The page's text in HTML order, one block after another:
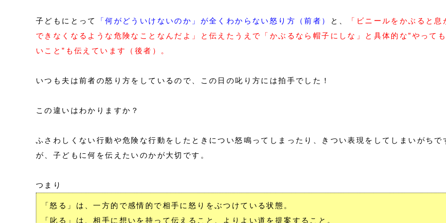
子どもにとって 「何がどういけないのか」が全くわからない怒り方（前者） と、
「ビニールをかぶると息
できなくなるような危険なことなんだよ」と伝えたうえで「かぶるなら帽子にしな」と具体的な”やって
いこと”も伝えています（後者）。
いつも夫は前者の怒り方をしているので、この日の叱り方には拍手でした！
この違いはわかりますか？
ふさわしくない行動や危険な行動をしたときについ怒鳴ってしまったり、きつい表現をしてしまいがちで
が、子どもに何を伝えたいのかが大切です。
つまり
「怒る」は、一方的で感情的で相手に怒りをぶつけている状態。
「叱る」は、相手に想いを持って伝えること、よりよい道を提案すること。